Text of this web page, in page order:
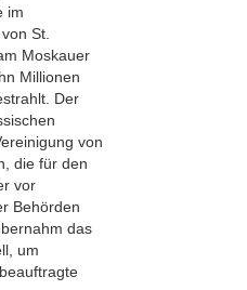
im
St.
Moskauer
Millionen
Der
von
die für den
vor
Behörden
das
um